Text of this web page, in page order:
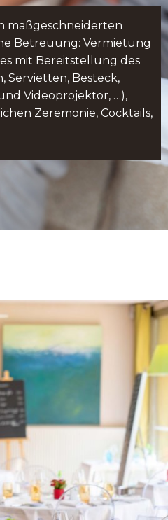
maßgeschneiderten
Betreuung: Vermietung
mit Bereitstellung des
Servietten, Besteck,
Videoprojektor, …),
Zeremonie, Cocktails,